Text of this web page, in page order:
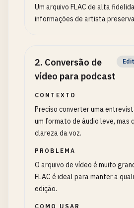
Um arquivo FLAC de alta
informações de artista
2. Conversão de
vídeo para podcast
CONTEXTO
Preciso converter uma
um formato de áudio leve, mas
clareza da voz.
PROBLEMA
O arquivo de vídeo é muito
FLAC é ideal para manter a
edição.
COMO USAR